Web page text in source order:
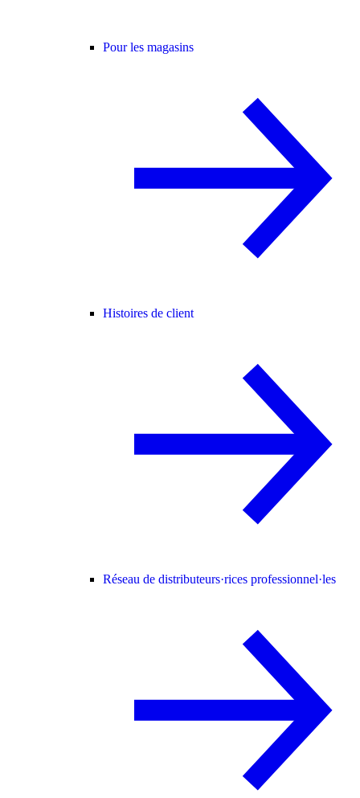
Pour les magasins
Histoires de client
Réseau de distributeurs·rices professionnel·les